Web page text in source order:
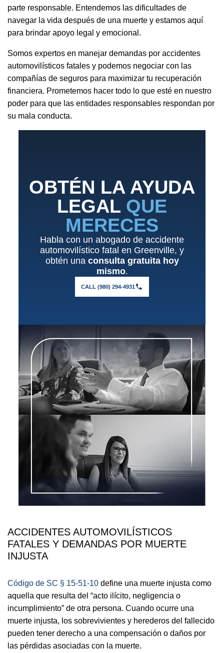
parte responsable. Entendemos las dificultades de
navegar la vida después de una muerte y estamos aquí
para brindar apoyo legal y emocional.
Somos expertos en manejar demandas por accidentes
automovilísticos fatales y podemos negociar con las
compañías de seguros para maximizar tu recuperación
financiera. Prometemos hacer todo lo que esté en nuestro
poder para que las entidades responsables respondan por
su mala conducta.
OBTÉN LA AYUDA
LEGAL QUE
MERECES
Habla con un abogado de accidente
automovilístico fatal en Greenville, y
obtén una consulta gratuita hoy
mismo.
CALL (980) 294-4931
ACCIDENTES AUTOMOVILÍSTICOS
FATALES Y DEMANDAS POR MUERTE
INJUSTA
Código de SC § 15-51-10 define una muerte injusta como
aquella que resulta del “acto ilícito, negligencia o
incumplimiento” de otra persona. Cuando ocurre una
muerte injusta, los sobrevivientes y herederos del fallecido
pueden tener derecho a una compensación o daños por
las pérdidas asociadas con la muerte.